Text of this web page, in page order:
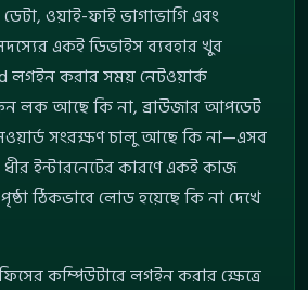
ওয়াই-ফাই ভাগাভাগি এবং
একই ডিভাইস ব্যবহার খুব
লগইন করার সময় নেটওয়ার্ক
লক আছে কি না, ব্রাউজার আপডেট
সংরক্ষণ চালু আছে কি না—এসব
ইন্টারনেটের কারণে একই কাজ
ঠিকভাবে লোড হয়েছে কি না দেখে
কম্পিউটারে লগইন করার ক্ষেত্রে